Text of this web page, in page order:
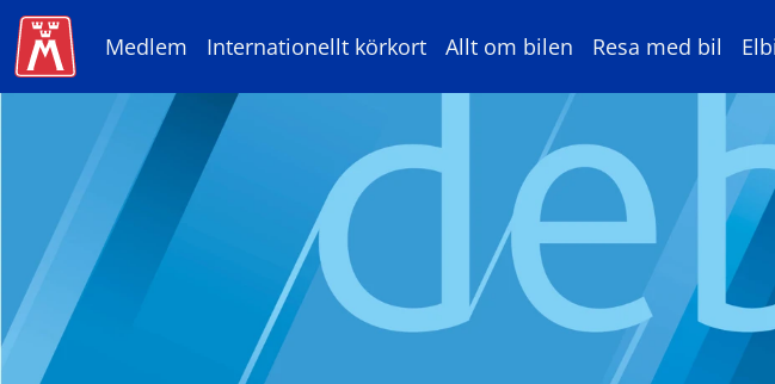
Medlem Internationellt körkort Allt om bilen Resa med bil